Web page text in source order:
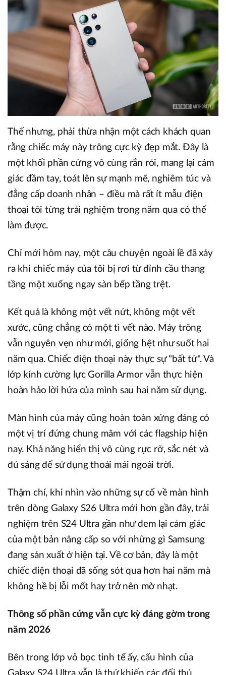
Thế nhưng, phải thừa nhận một cách khách quan
rằng chiếc máy này trông cực kỳ đẹp mắt. Đây là
một khối phần cứng vô cùng rắn rỏi, mang lại cảm
giác đầm tay, toát lên sự mạnh mẽ, nghiêm túc và
đẳng cấp doanh nhân – điều mà rất ít mẫu điện
thoại tôi từng trải nghiệm trong năm qua có thể
làm được.
Chỉ mới hôm nay, một câu chuyện ngoài lề đã xảy
ra khi chiếc máy của tôi bị rơi từ đỉnh cầu thang
tầng một xuống ngay sàn bếp tầng trệt.
Kết quả là không một vết nứt, không một vết
xước, cũng chẳng có một tì vết nào. Máy trông
vẫn nguyên vẹn như mới, giống hệt như suốt hai
năm qua. Chiếc điện thoại này thực sự "bất tử". Và
lớp kính cường lực Gorilla Armor vẫn thực hiện
hoàn hảo lời hứa của mình sau hai năm sử dụng.
Màn hình của máy cũng hoàn toàn xứng đáng có
một vị trí đứng chung mâm với các flagship hiện
nay. Khả năng hiển thị vô cùng rực rỡ, sắc nét và
đủ sáng để sử dụng thoải mái ngoài trời.
Thậm chí, khi nhìn vào những sự cố về màn hình
trên dòng Galaxy S26 Ultra mới hơn gần đây, trải
nghiệm trên S24 Ultra gần như đem lại cảm giác
của một bản nâng cấp so với những gì Samsung
đang sản xuất ở hiện tại. Về cơ bản, đây là một
chiếc điện thoại đã sống sót qua hơn hai năm mà
không hề bị lỗi mốt hay trở nên mờ nhạt.
Thông số phần cứng vẫn cực kỳ đáng gờm trong
năm 2026
Bên trong lớp vỏ bọc tinh tế ấy, cấu hình của